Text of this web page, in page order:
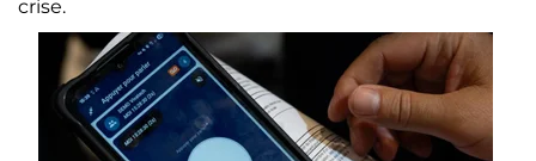
crise.